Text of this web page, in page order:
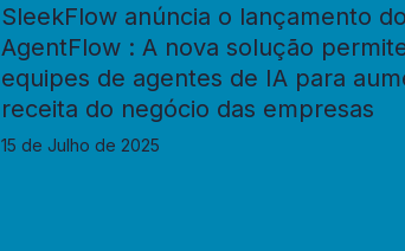
SleekFlow anúncia o lançamento do
AgentFlow : A nova solução
equipes de agentes de IA para
receita do negócio das empresas
15 de Julho de 2025